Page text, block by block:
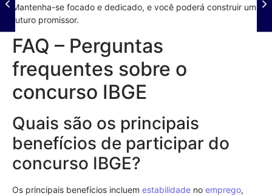
Mantenha-se focado e dedicado, e você poderá construir um
futuro promissor.
FAQ – Perguntas
frequentes sobre o
concurso IBGE
Quais são os principais
benefícios de participar do
concurso IBGE?
Os principais benefícios incluem estabilidade no emprego,